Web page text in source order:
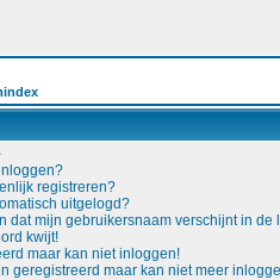
registreren?
uitgelogd?
dat mijn gebruikersnaam verschijnt in de
kwijt!
maar kan niet inloggen!
geregistreerd maar kan niet meer